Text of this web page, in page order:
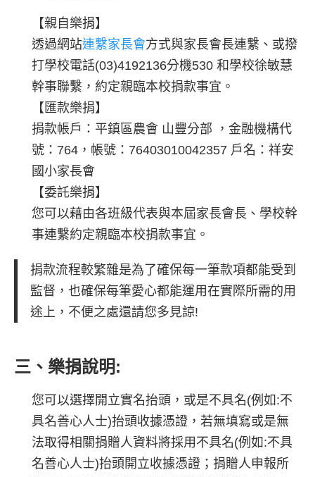
【親自樂捐】
透過網站連繫家長會方式與家長會長連繫、或撥
打學校電話(03)4192136分機530 和學校徐敏慧
幹事聯繫，約定親臨本校捐款事宜。
【匯款樂捐】
捐款帳戶： 平鎮區農會 山豐分部 ，金融機構代
號： 764 ，帳號： 76403010042357 戶名： 祥安
國小家長會
【委託樂捐】
您可以藉由各班級代表與本屆家長會長、學校幹
事連繫約定親臨本校捐款事宜。
捐款流程較繁雜是為了確保每一筆款項都能受到
監督，也確保每筆愛心都能運用在實際所需的用
途上，不便之處還請您多見諒!
三、樂捐說明:
您可以選擇開立實名抬頭 ， 或是不具名(例如:不
具名善心人士)抬頭收據憑證，若無填寫或是無
法取得相關捐贈人資料將採用不具名(例如:不具
名善心人士)抬頭開立收據憑證；捐贈人申報所